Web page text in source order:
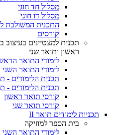
מסלול חד חוגי
מסלול דו חוגי
התכנית המשולבת
קורסים
תכנית למצטיינים בעיצוב
ראשון ותואר שני
לימודי התואר
לימודי התואר השני
תכנית הלימודים -
תכנית הלימודים -
קורסי תואר ראשון
קורסי תואר שני
תכניות לימודים תואר II
בית הספר למוזיקה
לימודי התואר השני